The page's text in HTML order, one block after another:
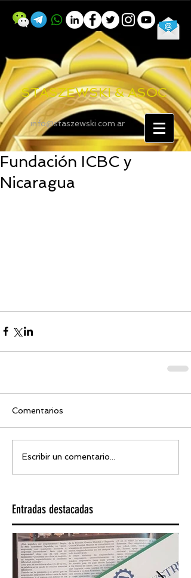
STASZEWSKI & ASOC
info@staszewski.com.ar
Fundación ICBC y
Nicaragua
Comentarios
Escribir un comentario...
Entradas destacadas